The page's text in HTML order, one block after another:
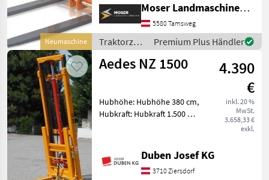
Neumaschine
D-700 von DELEKS eignet
sich ideal zum Laden und
Transpor
Moser Landmaschinenhandel
5580 Tamsweg
Traktorzubehör
/ Sonstige
Premium Plus Händler
Aedes NZ 1500
4.390
€
inkl. 20 %
MwSt.
3.658,33 €
exkl.
Hubhöhe: Hubhöhe 380 cm,
Hubkraft: Hubkraft 1.500 kg,
Ausstellungsmaschine inkl.
Hubhöhe 3, 80 m, HubkraftDuben Josef KG
3710 Ziersdorf